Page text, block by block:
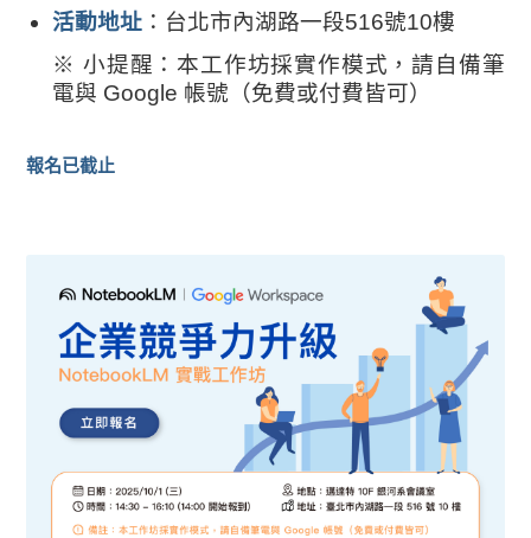
活動地址 ：台北市內湖路一段516號10樓
※ 小提醒：本工作坊採實作模式，請自備筆
電與 Google 帳號（免費或付費皆可）
報名已截止